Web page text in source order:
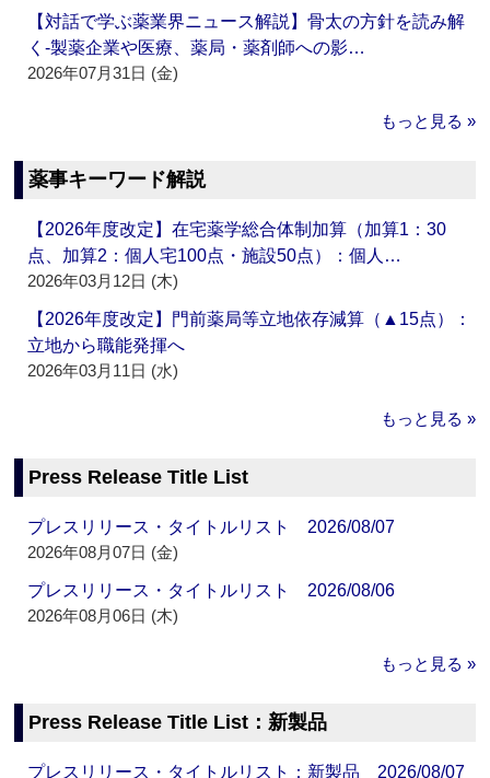
【対話で学ぶ薬業界ニュース解説】骨太の方針を読み解
く‐製薬企業や医療、薬局・薬剤師への影…
2026年07月31日 (金)
もっと見る »
薬事キーワード解説
【2026年度改定】在宅薬学総合体制加算（加算1：30
点、加算2：個人宅100点・施設50点）：個人…
2026年03月12日 (木)
【2026年度改定】門前薬局等立地依存減算（▲15点）：
立地から職能発揮へ
2026年03月11日 (水)
もっと見る »
Press Release Title List
プレスリリース・タイトルリスト 2026/08/07
2026年08月07日 (金)
プレスリリース・タイトルリスト 2026/08/06
2026年08月06日 (木)
もっと見る »
Press Release Title List：新製品
プレスリリース・タイトルリスト：新製品 2026/08/07